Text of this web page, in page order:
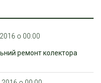
о 00:00
ремонт колектора